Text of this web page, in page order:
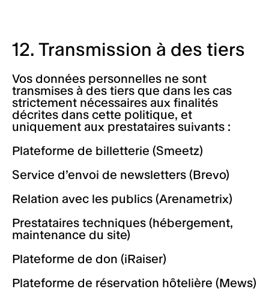
12. Transmission à des tiers
Vos données personnelles ne sont
transmises à des tiers que dans les cas
strictement nécessaires aux finalités
décrites dans cette politique, et
uniquement aux prestataires suivants :
Plateforme de billetterie (Smeetz)
Service d’envoi de newsletters (Brevo)
Relation avec les publics (Arenametrix)
Prestataires techniques (hébergement,
maintenance du site)
Plateforme de don (iRaiser)
Plateforme de réservation hôtelière (Mews)